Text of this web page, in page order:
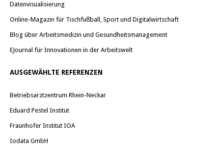
Datenvisualisierung
Online-Magazin für Tischfußball, Sport und Digitalwirtschaft
Blog über Arbeitsmedizin und Gesundheitsmanagement
EJournal für Innovationen in der Arbeitswelt
AUSGEWÄHLTE REFERENZEN
Betriebsarztzentrum Rhein-Neckar
Eduard Pestel Institut
Fraunhofer Institut IOA
Iodata GmbH